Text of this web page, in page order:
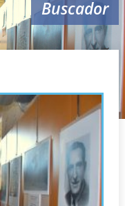
▼
▼
Buscador
peña